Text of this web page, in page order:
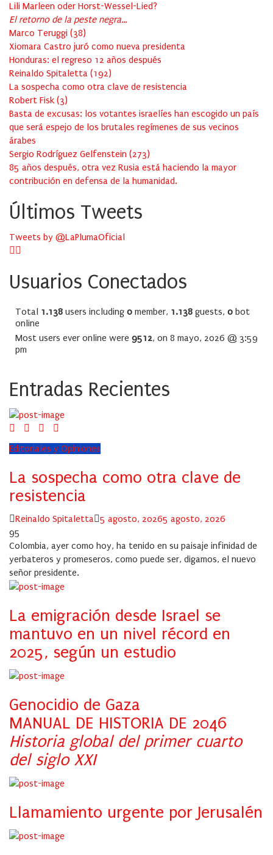
Lili Marleen oder Horst-Wessel-Lied?
El retorno de la peste negra…
Marco Teruggi (38)
Xiomara Castro juró como nueva presidenta
Honduras: el regreso 12 años después
Reinaldo Spitaletta (192)
La sospecha como otra clave de resistencia
Robert Fisk (3)
Basta de excusas: los votantes israelíes han escogido un país
que será espejo de los brutales regímenes de sus vecinos
árabes
Sergio Rodríguez Gelfenstein (273)
85 años después, otra vez Rusia está haciendo la mayor
contribución en defensa de la humanidad.
Últimos Tweets
Tweets by @LaPlumaOficial
Usuarios Conectados
Total 1.138 users including 0 member, 1.138 guests, 0 bot
online
Most users ever online were 9512, on 8 mayo, 2026 @ 3:59
pm
Entradas Recientes
Editoriales y Opiniones
La sospecha como otra clave de
resistencia
Author
Reinaldo Spitaletta Posted
5 agosto, 20265 agosto, 2026
95
Colombia, ayer como hoy, ha tenido en su paisaje infinidad de
yerbateros y promeseros, como puede ser, digamos, el nuevo
señor presidente.
La emigración desde Israel se
mantuvo en un nivel récord en
2025, según un estudio
Genocidio de Gaza
MANUAL DE HISTORIA DE 2046
Historia global del primer cuarto
del siglo XXI
Llamamiento urgente por Jerusalén